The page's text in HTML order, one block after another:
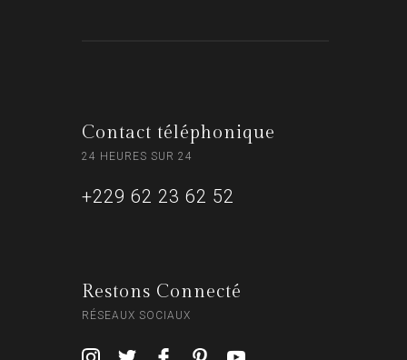
Contact téléphonique
24 HEURES SUR 24
+229 62 23 62 52
Restons Connecté
RÉSEAUX SOCIAUX